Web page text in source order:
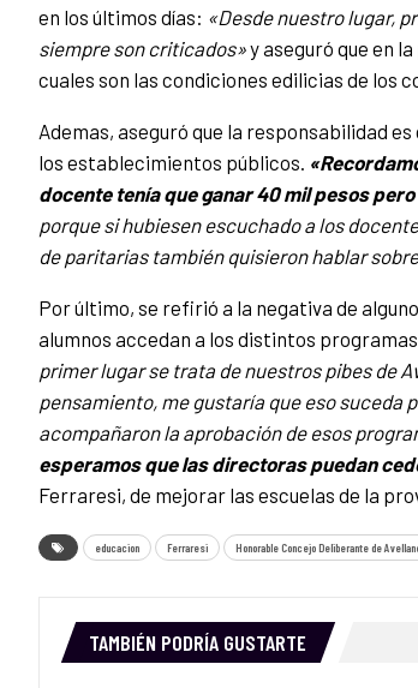
en los últimos días: «Desde nuestro lugar,
siempre son criticados»y aseguró que en
cuales son las condiciones edilicias de los
Ademas, aseguró que la responsabilidad
los establecimientos públicos.
docente tenía que ganar 40 mil pesos
porque si hubiesen escuchado a los
de paritarias también quisieron hablar
Por último, se refirió a la negativa de
alumnos accedan a los distintos
primer lugar se trata de nuestros pibes de
pensamiento, me gustaría que eso suceda
acompañaron la aprobación de esos
esperamos que las directoras puedan
Ferraresi, de mejorar las escuelas de la
educacion Ferraresi Honorable Concejo Deliberante de
TAMBIÉN PODRÍA GUSTARTE